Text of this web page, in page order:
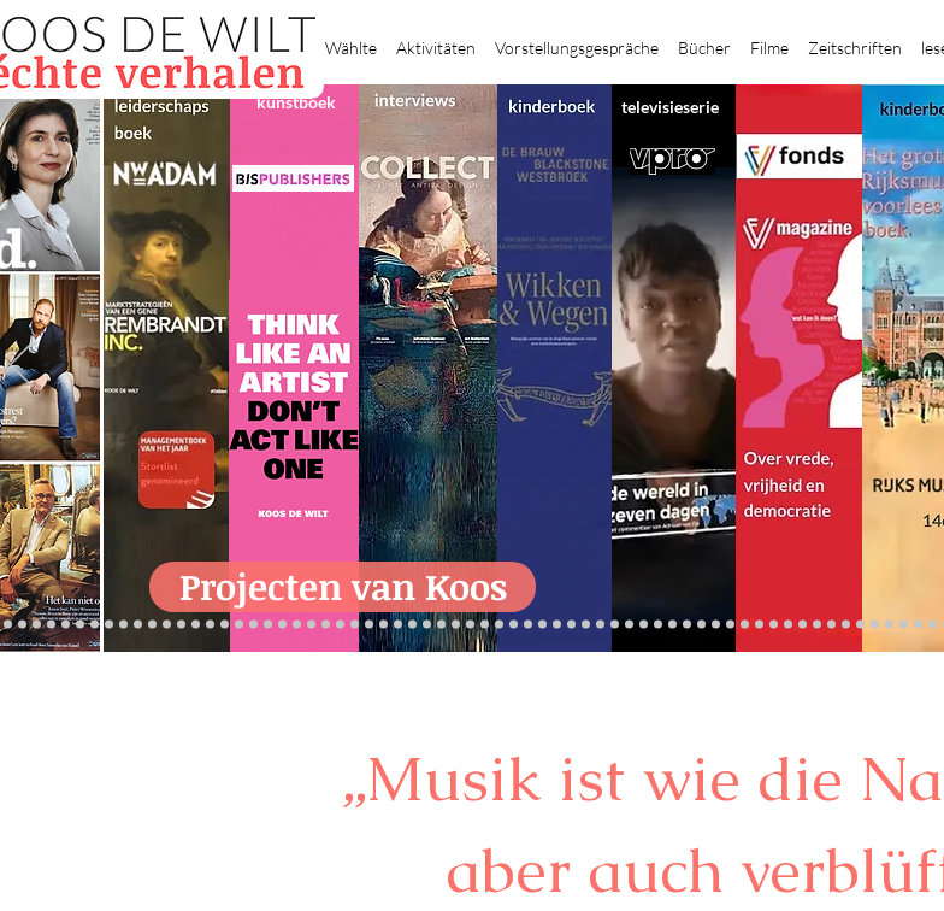
Heim Wählte Aktivitäten Vorstellungsgespräche Bücher Filme Zeitschriften
kunstboek televisieserie
Projecten van Koos
„Musik ist wie die
aber auch